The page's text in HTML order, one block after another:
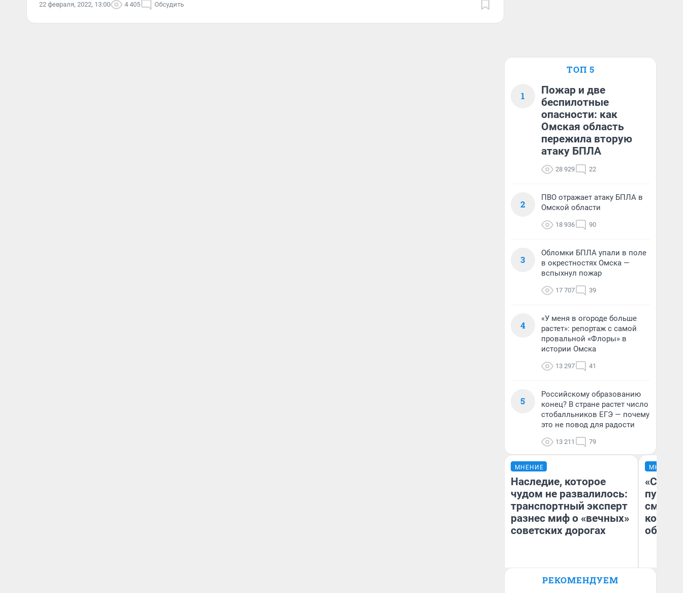
22 февраля, 2022, 13:00 4 405 Обсудить
ТОП 5
1
Пожар и две
беспилотные
опасности: как
Омская область
пережила вторую
атаку БПЛА
28 929 22
2
ПВО отражает атаку БПЛА в
Омской области
18 936 90
3
Обломки БПЛА упали в поле
в окрестностях Омска —
вспыхнул пожар
17 707 39
4
«У меня в огороде больше
растет»: репортаж с самой
провальной «Флоры» в
истории Омска
13 297 41
5
Российскому образованию
конец? В стране растет число
стобалльников ЕГЭ — почему
это не повод для радости
13 211 79
МНЕНИЕ
Наследие, которое
чудом не развалилось:
транспортный эксперт
разнес миф о «вечных»
советских дорогах
Блогер, предприниматель,
МНЕНИЕ
РЕКОМЕНДУЕМ